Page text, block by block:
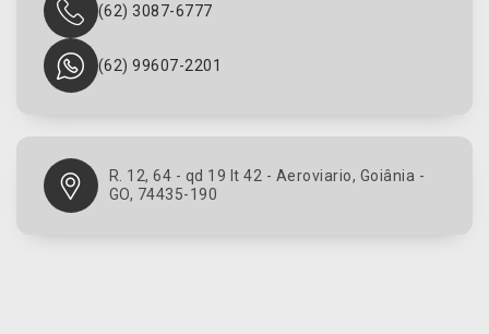
(62) 3087-6777
(62) 99607-2201
R. 12, 64 - qd 19 lt 42 - Aeroviario, Goiânia -
GO, 74435-190